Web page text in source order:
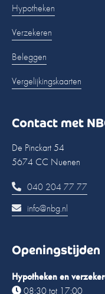
Hypotheken
Verzekeren
Beleggen
Vergelijkingskaarten
Contact met
De Pinckart 54
5674 CC Nuenen
040 204 77 77
info@nbg.nl
Openingstijden
Hypotheken en
08:30 tot 17:00